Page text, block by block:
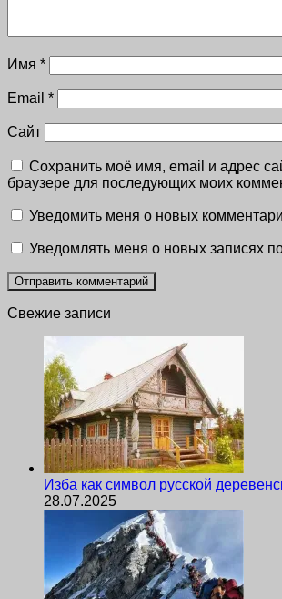
Имя *
Email *
Сайт
Сохранить моё имя, email и адрес
браузере для последующих моих
Уведомить меня о новых
Уведомлять меня о новых записях
Свежие записи
Изба как символ русской
28.07.2025